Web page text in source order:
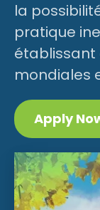
la
pratique
mondiales
Apply